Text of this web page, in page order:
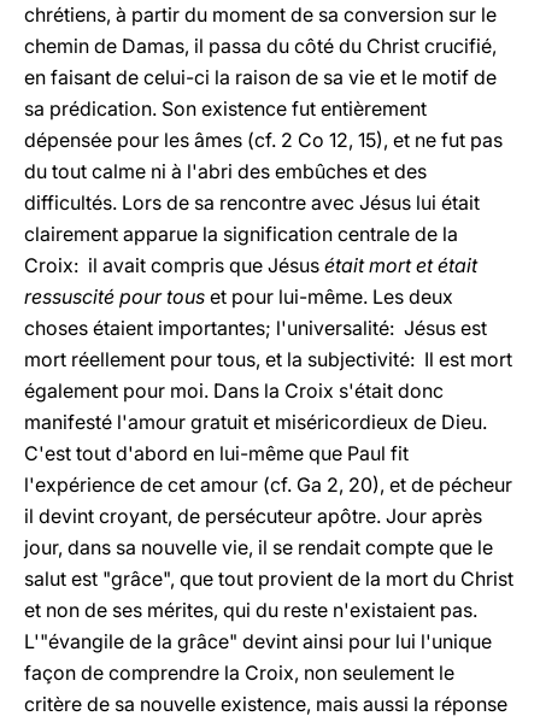
chrétiens, à partir du moment de sa conversion sur le
chemin de Damas, il passa du côté du Christ crucifié,
en faisant de celui-ci la raison de sa vie et le motif de
sa prédication. Son existence fut entièrement
dépensée pour les âmes (cf. 2 Co 12, 15), et ne fut pas
du tout calme ni à l'abri des embûches et des
difficultés. Lors de sa rencontre avec Jésus lui était
clairement apparue la signification centrale de la
Croix: il avait compris que Jésus était mort et était
ressuscité pour tous et pour lui-même. Les deux
choses étaient importantes; l'universalité: Jésus est
mort réellement pour tous, et la subjectivité: Il est mort
également pour moi. Dans la Croix s'était donc
manifesté l'amour gratuit et miséricordieux de Dieu.
C'est tout d'abord en lui-même que Paul fit
l'expérience de cet amour (cf. Ga 2, 20), et de pécheur
il devint croyant, de persécuteur apôtre. Jour après
jour, dans sa nouvelle vie, il se rendait compte que le
salut est "grâce", que tout provient de la mort du Christ
et non de ses mérites, qui du reste n'existaient pas.
L'"évangile de la grâce" devint ainsi pour lui l'unique
façon de comprendre la Croix, non seulement le
critère de sa nouvelle existence, mais aussi la réponse